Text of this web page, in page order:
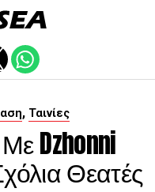
, Ταινίες
Με Dzhonni
Θεατές